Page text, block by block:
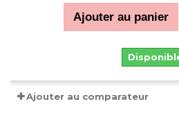
Ajouter au panier
Ajouter au comparateur